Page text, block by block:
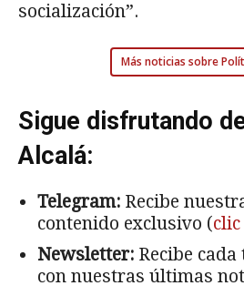
socialización”.
Más noticias sobre
Sigue disfrutando
Alcalá:
Telegram: Recibe
contenido exclusivo (
Newsletter: Recibe
con nuestras últimas